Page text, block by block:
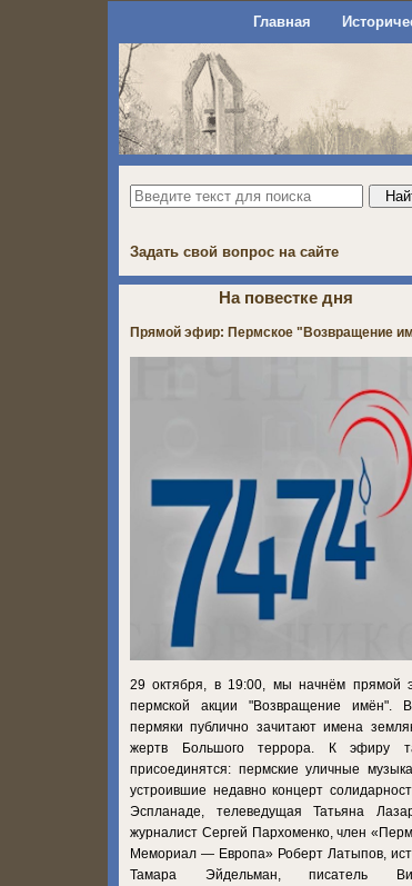
Главная
Задать свой вопрос на сайте
На повестке дня
Прямой эфир: Пермское "Возвращение
29 октября, в 19:00, мы начнём прямой
пермской акции "Возвращение имён".
пермяки публично зачитают имена
жертв Большого террора. К эфиру
присоединятся: пермские уличные
устроившие недавно концерт
Эспланаде, телеведущая Татьяна
журналист Сергей Пархоменко, член
Мемориал — Европа» Роберт Латыпов,
Тамара Эйдельман, писатель